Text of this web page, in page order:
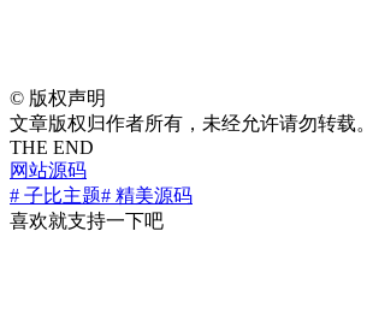
© 版权声明
文章版权归作者所有，未经允许请勿转载。
THE END
网站源码
# 子比主题# 精美源码
喜欢就支持一下吧